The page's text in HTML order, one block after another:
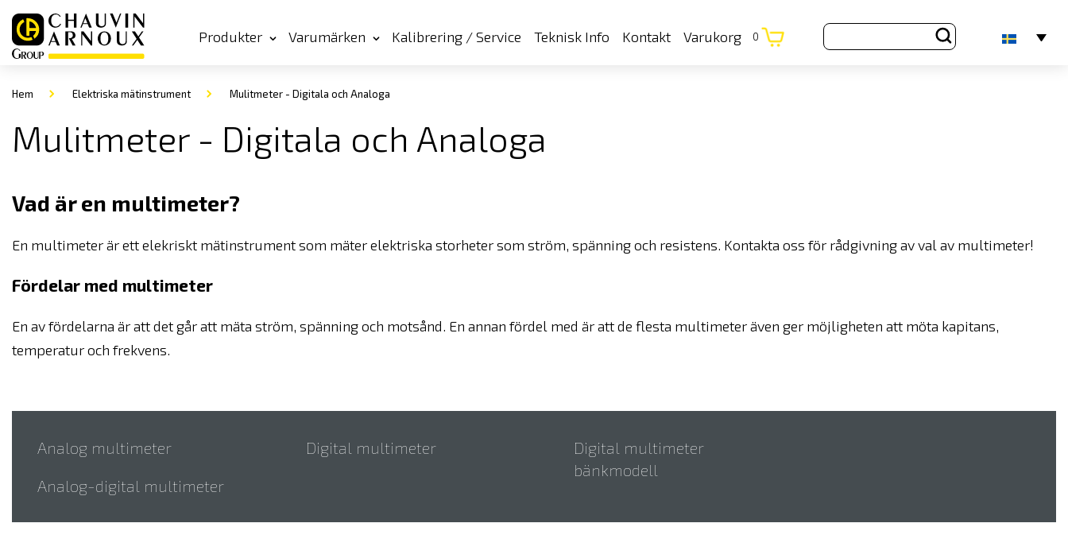
Produkter Varumärken Kalibrering / Service Teknisk Info Kontakt Varukorg 0
Hem Elektriska mätinstrument Mulitmeter - Digitala och Analoga
Mulitmeter - Digitala och Analoga
Vad är en multimeter?
En multimeter är ett elekriskt mätinstrument som mäter elektriska storheter som ström, spänning och resistens. Kontakta oss för rådgivning av val av multimeter!
Fördelar med multimeter
En av fördelarna är att det går att mäta ström, spänning och motsånd. En annan fördel med är att de flesta multimeter även ger möjligheten att möta kapitans,
temperatur och frekvens.
Analog multimeter
Analog-digital multimeter
Digital multimeter
Digital multimeter
bänkmodell